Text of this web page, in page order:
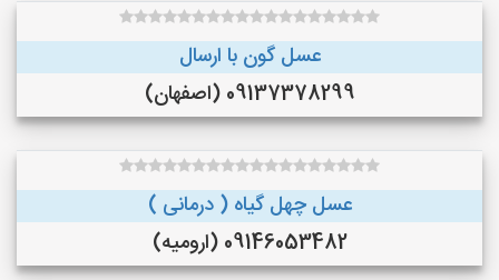
عسل گون با ارسال
09137378299 (اصفهان)
عسل چهل گیاه ( درمانی )
09146053482 (ارومیه)